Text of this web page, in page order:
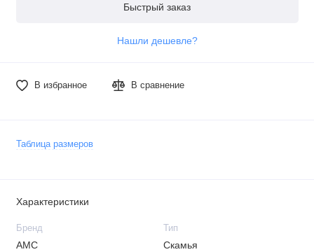
Быстрый заказ
Нашли дешевле?
В избранное В сравнение
Таблица размеров
Характеристики
Бренд
АМС
Тип
Скамья